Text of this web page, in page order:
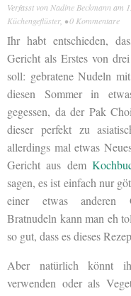
Verfasst von Nadine Beckmann am
Küchengeflüster, •0 Kommentare
Ihr habt entschieden,
Gericht als Erstes von
soll: gebratene Nudeln
diesen Sommer in
gegessen, da der Pak
dieser perfekt zu
allerdings mal etwas
Gericht aus dem
sagen, es ist einfach nur
einer etwas anderen
Bratnudeln kann man eh
so gut, dass es dieses
Aber natürlich könnt
verwenden oder als